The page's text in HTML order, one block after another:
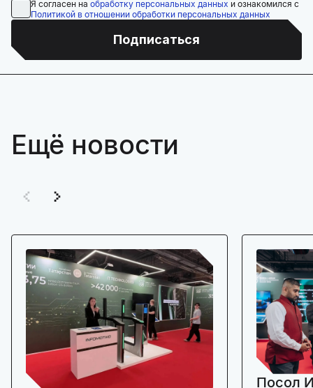
Я согласен на обработку персональных данных и ознакомился с
Политикой в отношении обработки персональных данных
Подписаться
Ещё новости
Посол